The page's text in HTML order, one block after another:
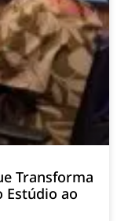
Transforma
Estúdio ao